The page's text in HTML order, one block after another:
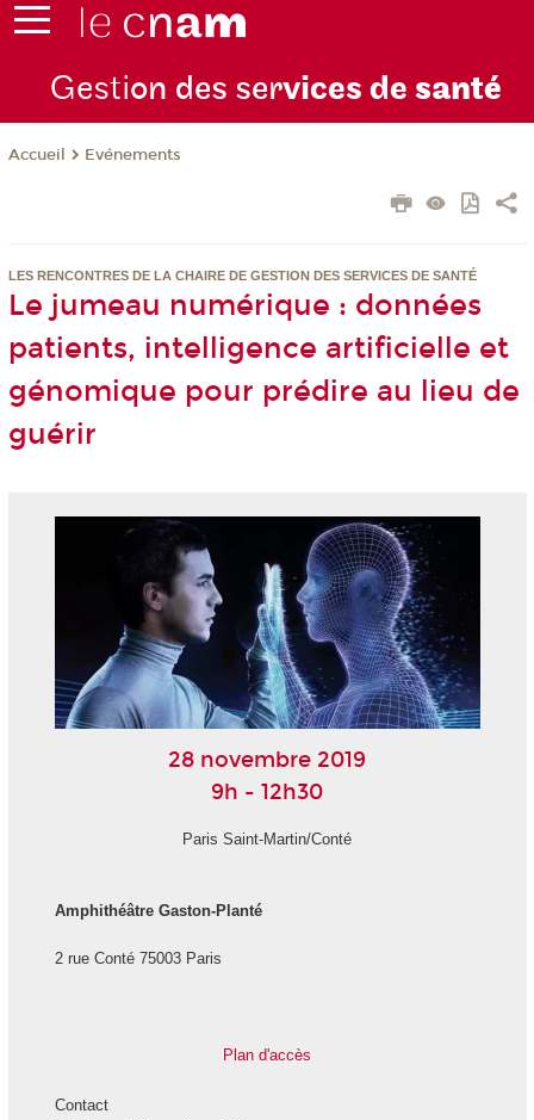
Gestion des services de santé
Accueil Evénements
LES RENCONTRES DE LA CHAIRE DE GESTION DES SERVICES DE SANTÉ
Le jumeau numérique : données
patients, intelligence artificielle et
génomique pour prédire au lieu de
guérir
28 novembre 2019
9h - 12h30
Paris Saint-Martin/Conté
Amphithéâtre Gaston-Planté
2 rue Conté 75003 Paris
Plan d'accès
Contact